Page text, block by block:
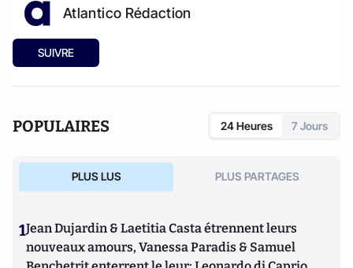
Atlantico Rédaction
SUIVRE
POPULAIRES 24 Heures 7 Jours
PLUS LUS PLUS PARTAGES
1Jean Dujardin & Laetitia Casta étrennent leurs
nouveaux amours, Vanessa Paradis & Samuel